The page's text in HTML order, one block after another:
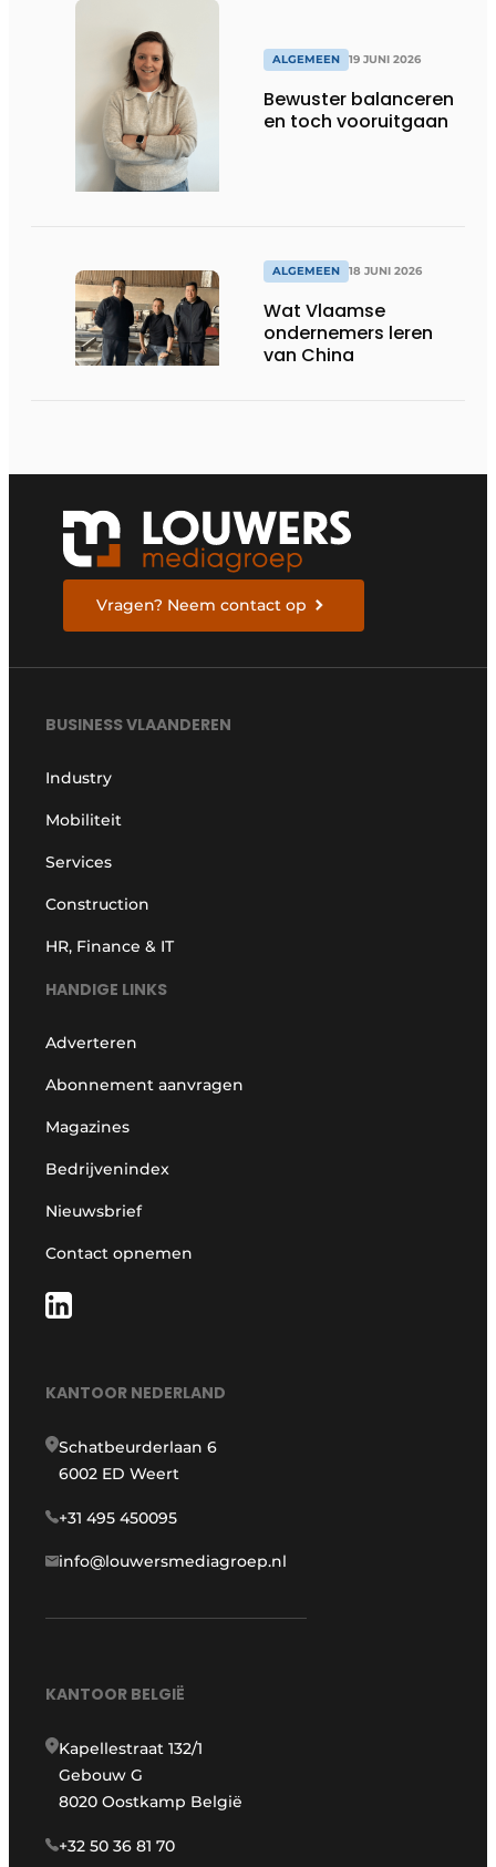
ALGEMEEN 19 JUNI 2026
Bewuster balanceren
en toch vooruitgaan
ALGEMEEN 18 JUNI 2026
Wat Vlaamse
ondernemers leren
van China
Vragen? Neem contact op
BUSINESS VLAANDEREN
Industry
Mobiliteit
Services
Construction
HR, Finance & IT
HANDIGE LINKS
Adverteren
Abonnement aanvragen
Magazines
Bedrijvenindex
Nieuwsbrief
Contact opnemen
KANTOOR NEDERLAND
Schatbeurderlaan 6
6002 ED Weert
+31 495 450095
info@louwersmediagroep.nl
KANTOOR BELGIË
Kapellestraat 132/1
Gebouw G
8020 Oostkamp België
+32 50 36 81 70